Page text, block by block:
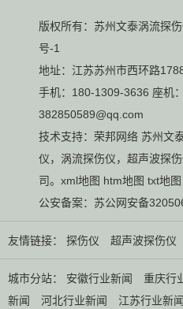
版权所有：苏州文泰涡流探
号-1
地址：江苏苏州市西环路
手机：180-1309-3636 座机
382850589@qq.com
技术支持： 荣邦网络苏州文
仪， 涡流探伤仪， 超声波探
司。 xml地图 htm地图 txt地图
公安备案： 苏公网安备
友情链接： 探伤仪 超声波探伤仪
城市分站： 安徽行业新闻 重庆行
新闻
河北行业新闻 江苏行业新闻